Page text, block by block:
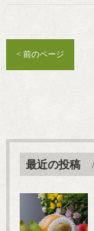
< 前のページ
最近の投稿